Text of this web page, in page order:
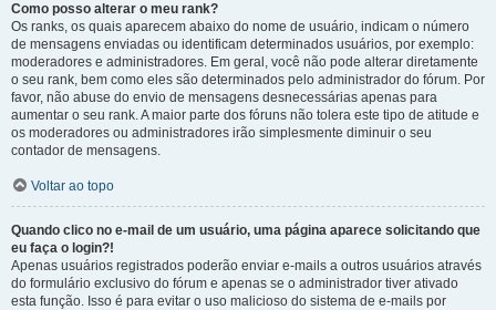
Como posso alterar o meu rank?
Os ranks, os quais aparecem abaixo do nome de usuário, indicam o número
de mensagens enviadas ou identificam determinados usuários, por exemplo:
moderadores e administradores. Em geral, você não pode alterar diretamente
o seu rank, bem como eles são determinados pelo administrador do fórum. Por
favor, não abuse do envio de mensagens desnecessárias apenas para
aumentar o seu rank. A maior parte dos fóruns não tolera este tipo de atitude e
os moderadores ou administradores irão simplesmente diminuir o seu
contador de mensagens.
Voltar ao topo
Quando clico no e-mail de um usuário, uma página aparece solicitando que
eu faça o login?!
Apenas usuários registrados poderão enviar e-mails a outros usuários através
do formulário exclusivo do fórum e apenas se o administrador tiver ativado
esta função. Isso é para evitar o uso malicioso do sistema de e-mails por